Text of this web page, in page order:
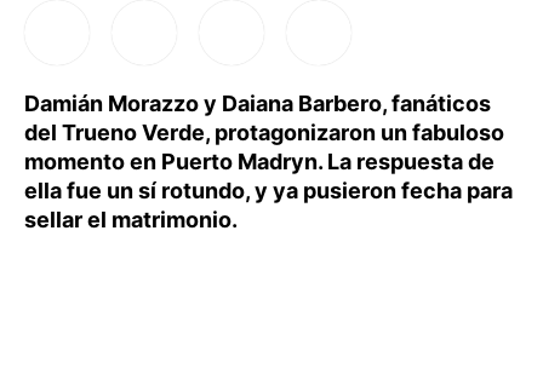
Damián Morazzo y Daiana Barbero, fanáticos
del Trueno Verde, protagonizaron un fabuloso
momento en Puerto Madryn. La respuesta de
ella fue un sí rotundo, y ya pusieron fecha para
sellar el matrimonio.